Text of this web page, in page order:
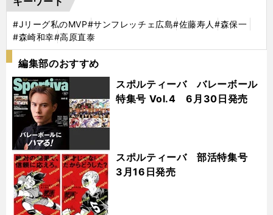
#Jリーグ私のMVP#サンフレッチェ広島#佐藤寿人#森保一
#森崎和幸#高原直泰
編集部のおすすめ
スポルティーバ バレーボール
特集号 Vol.4 6月30日発売
スポルティーバ 部活特集号
3月16日発売